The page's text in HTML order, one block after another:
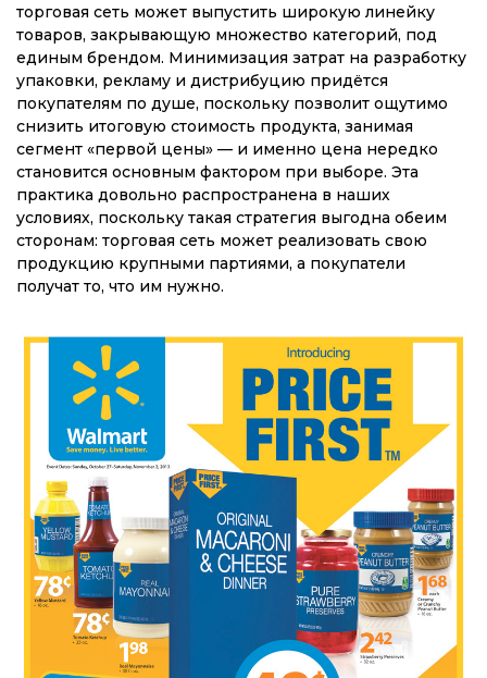
торговая сеть может выпустить широкую линейку
товаров, закрывающую множество категорий, под
единым брендом. Минимизация затрат на разработку
упаковки, рекламу и дистрибуцию придётся
покупателям по душе, поскольку позволит ощутимо
снизить итоговую стоимость продукта, занимая
сегмент «первой цены» — и именно цена нередко
становится основным фактором при выборе. Эта
практика довольно распространена в наших
условиях, поскольку такая стратегия выгодна обеим
сторонам: торговая сеть может реализовать свою
продукцию крупными партиями, а покупатели
получат то, что им нужно.